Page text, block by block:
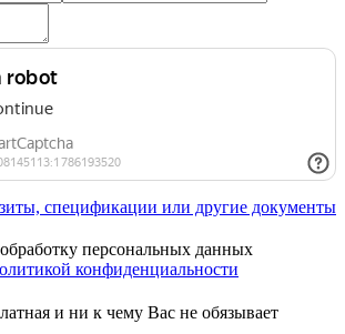
спецификации или другие документы
персональных данных
конфиденциальности
и ни к чему Вас не обязывает